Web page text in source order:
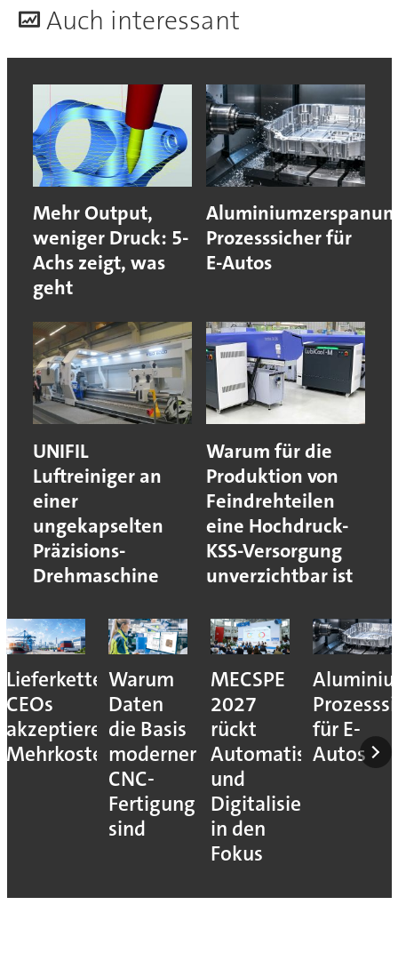
Auch interessant
Mehr Output,
weniger Druck: 5-
Achs zeigt, was
geht
Prozesssicher für
E-Autos
UNIFIL
Luftreiniger an
einer
ungekapselten
Präzisions-
Drehmaschine
Warum für die
Produktion von
Feindrehteilen
eine Hochdruck-
KSS-Versorgung
unverzichtbar ist
Lieferkettenresilienz:
CEOs
akzeptieren
Mehrkosten
Warum
Daten
die Basis
moderner
CNC-
Fertigung
sind
MECSPE
2027
rückt
Automatisierung
und
Digitalisierung
in den
Fokus
für E-
Autos